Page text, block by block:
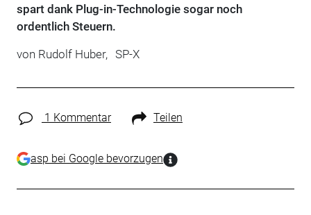
spart dank Plug-in-Technologie sogar noch
ordentlich Steuern.
von Rudolf Huber, SP-X
1 Kommentar Teilen
asp bei Google bevorzugen